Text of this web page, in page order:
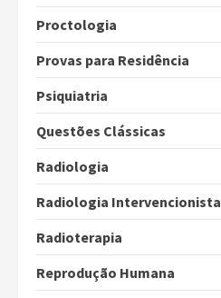
Proctologia
Provas para Residência
Psiquiatria
Questões Clássicas
Radiologia
Radiologia Intervencionista
Radioterapia
Reprodução Humana